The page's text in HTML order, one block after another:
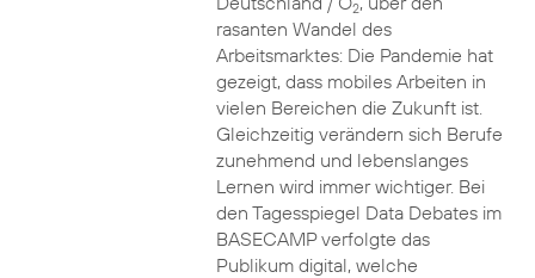
2
rasanten Wandel des
Arbeitsmarktes: Die Pandemie hat
gezeigt, dass mobiles Arbeiten in
vielen Bereichen die Zukunft ist.
Gleichzeitig verändern sich Berufe
zunehmend und lebenslanges
Lernen wird immer wichtiger. Bei
den Tagesspiegel Data Debates im
BASECAMP verfolgte das
Publikum digital, welche